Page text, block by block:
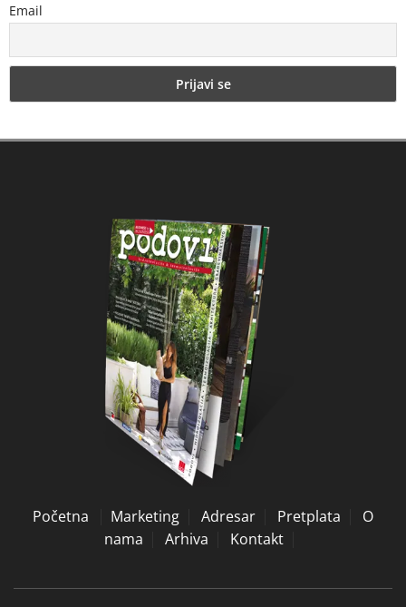
Email
Početna Marketing Adresar Pretplata
O
nama
Arhiva Kontakt